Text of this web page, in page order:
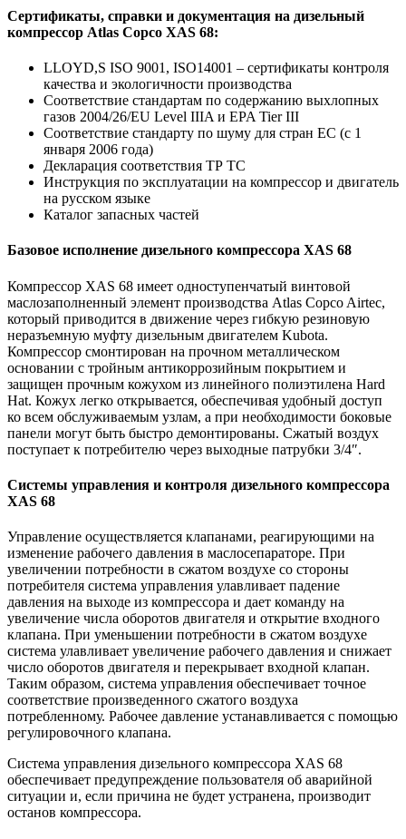
Сертификаты, справки и документация на дизельный
компрессор Atlas Copco XAS 68:
LLOYD,S ISO 9001, ISO14001 – сертификаты контроля
качества и экологичности производства
Соответствие стандартам по содержанию выхлопных
газов 2004/26/EU Level IIIA и EPA Tier III
Соответствие стандарту по шуму для стран ЕС (с 1
января 2006 года)
Декларация соответствия ТР ТС
Инструкция по эксплуатации на компрессор и двигатель
на русском языке
Каталог запасных частей
Базовое исполнение дизельного компрессора XAS 68
Компрессор XAS 68 имеет одноступенчатый винтовой
маслозаполненный элемент производства Atlas Copco Airtec,
который приводится в движение через гибкую резиновую
неразъемную муфту дизельным двигателем Kubota.
Компрессор смонтирован на прочном металлическом
основании с тройным антикоррозийным покрытием и
защищен прочным кожухом из линейного полиэтилена Hard
Hat. Кожух легко открывается, обеспечивая удобный доступ
ко всем обслуживаемым узлам, а при необходимости боковые
панели могут быть быстро демонтированы. Сжатый воздух
поступает к потребителю через выходные патрубки 3/4″.
Системы управления и контроля дизельного компрессора
XAS 68
Управление осуществляется клапанами, реагирующими на
изменение рабочего давления в маслосепараторе. При
увеличении потребности в сжатом воздухе со стороны
потребителя система управления улавливает падение
давления на выходе из компрессора и дает команду на
увеличение числа оборотов двигателя и открытие входного
клапана. При уменьшении потребности в сжатом воздухе
система улавливает увеличение рабочего давления и снижает
число оборотов двигателя и перекрывает входной клапан.
Таким образом, система управления обеспечивает точное
соответствие произведенного сжатого воздуха
потребленному. Рабочее давление устанавливается с помощью
регулировочного клапана.
Система управления дизельного компрессора XAS 68
обеспечивает предупреждение пользователя об аварийной
ситуации и, если причина не будет устранена, производит
останов компрессора.